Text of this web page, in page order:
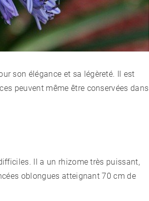
son élégance et sa légèreté. Il est
peuvent même être conservées dans
Il a un rhizome très puissant,
oblongues atteignant 70 cm de
ET FAMILLE
RECETTES
D'ÉTÉ ET JARDIN